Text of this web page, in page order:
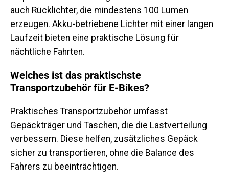
auch Rücklichter, die mindestens 100 Lumen
erzeugen. Akku-betriebene Lichter mit einer langen
Laufzeit bieten eine praktische Lösung für
nächtliche Fahrten.
Welches ist das praktischste
Transportzubehör für E-Bikes?
Praktisches Transportzubehör umfasst
Gepäckträger und Taschen, die die Lastverteilung
verbessern. Diese helfen, zusätzliches Gepäck
sicher zu transportieren, ohne die Balance des
Fahrers zu beeinträchtigen.